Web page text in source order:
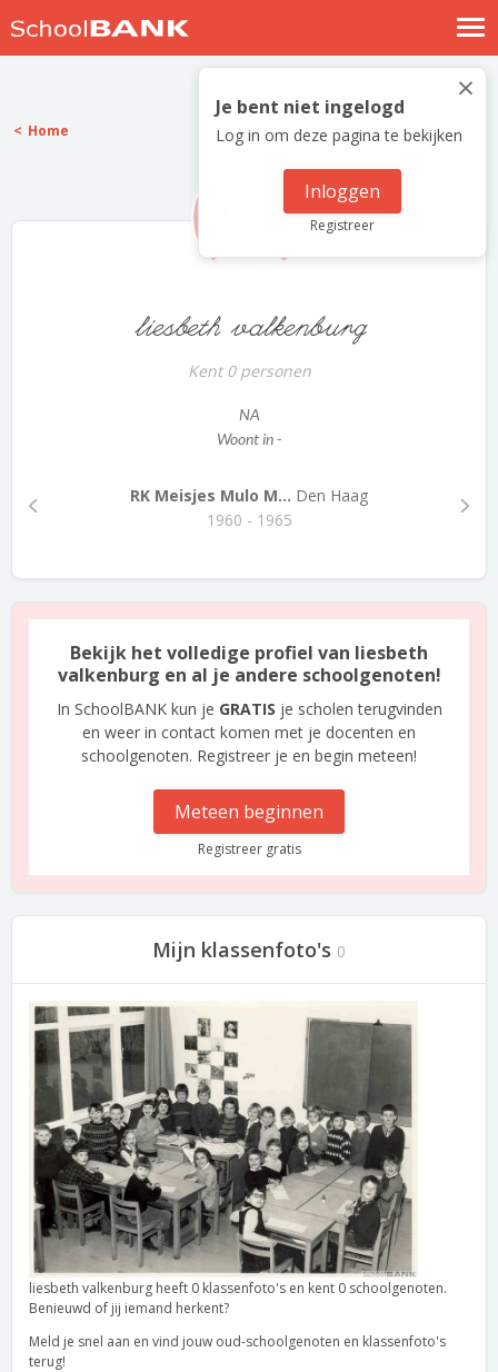
Nostalgische verhalen
Log in
Meld je gratis aan
×
Je bent niet ingelogd
Log in om deze pagina te bekijken
Inloggen
Registreer
Home
liesbeth valkenburg
Kent 0 personen
NA
Woont in -
RK Meisjes Mulo M... Den Haag
1960 - 1965
Bekijk het volledige profiel van liesbeth
valkenburg en al je andere schoolgenoten!
In SchoolBANK kun je GRATIS je scholen terugvinden
en weer in contact komen met je docenten en
schoolgenoten. Registreer je en begin meteen!
Meteen beginnen
Registreer gratis
Mijn klassenfoto's 0
liesbeth valkenburg heeft 0 klassenfoto's en kent 0 schoolgenoten.
Benieuwd of jij iemand herkent?
Meld je snel aan en vind jouw oud-schoolgenoten en klassenfoto's
terug!